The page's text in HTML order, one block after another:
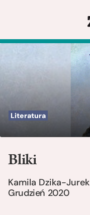
Literatura
Bliki
Kamila Dzika-Jurek
Grudzień 2020